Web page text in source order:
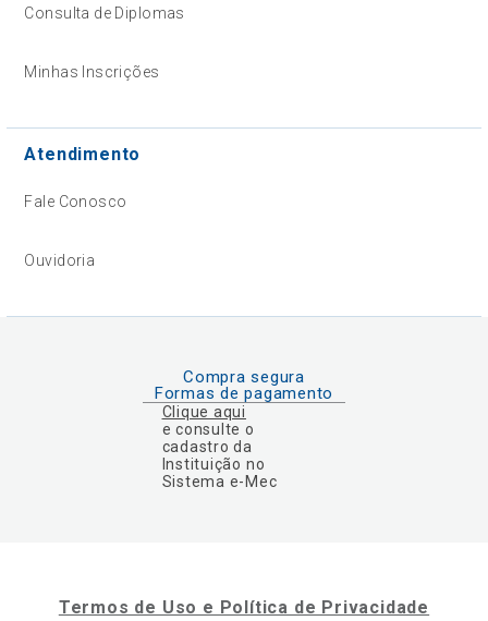
Consulta de Diplomas
Minhas Inscrições
Atendimento
Fale Conosco
Ouvidoria
Compra segura
Formas de pagamento
Clique aqui
e consulte o
cadastro da
Instituição no
Sistema e-Mec
Termos de Uso e Política de Privacidade